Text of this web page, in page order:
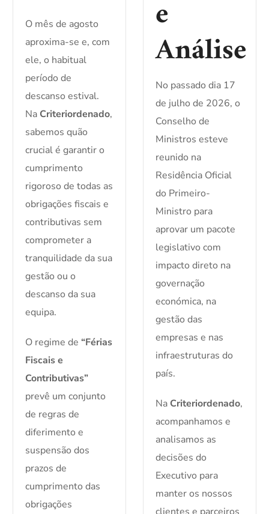
O mês de agosto
aproxima-se e, com
ele, o habitual
período de
descanso estival.
Na Criteriordenado,
sabemos quão
crucial é garantir o
cumprimento
rigoroso de todas as
obrigações fiscais e
contributivas sem
comprometer a
tranquilidade da sua
gestão ou o
descanso da sua
equipa.
O regime de “Férias
Fiscais e
Contributivas”
prevê um conjunto
de regras de
diferimento e
suspensão dos
prazos de
cumprimento das
obrigações
e
Análise
No passado dia 17
de julho de 2026, o
Conselho de
Ministros esteve
reunido na
Residência Oficial
do Primeiro-
Ministro para
aprovar um pacote
legislativo com
impacto direto na
governação
económica, na
gestão das
empresas e nas
infraestruturas do
país.
Na Criteriordenado,
acompanhamos e
analisamos as
decisões do
Executivo para
manter os nossos